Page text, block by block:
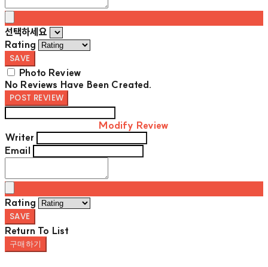
선택하세요
Rating
SAVE
Photo Review
No Reviews Have Been Created.
POST REVIEW
Modify Review
Writer
Email
Rating
SAVE
Return To List
구매하기